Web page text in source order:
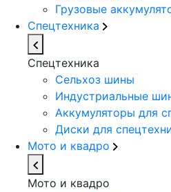
Грузовые
Спецтехника
Спецтехника
Сельхоз шины
Индустриальные
Аккумуляторы для
Диски для
Мото и квадро
Мото и квадро